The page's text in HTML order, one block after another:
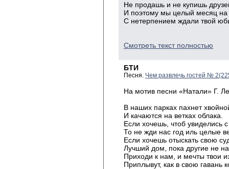
Hе пpодашь и не купишь
И поэтому мы целый месяц на
С нетерпением ждали твой
Смотреть текст полностью
БТИ
Песня. Чем развлечь гостей №
На мотив песни «Натали» Г.
В наших парках пахнет
И качаются на ветках облака.
Если хочешь, чтоб увиделись
То не жди нас год иль целые
Если хочешь отыскать свою
Лучший дом, пока другие не
Приходи к нам, и мечты твои
Приплывут, как в свою гавань